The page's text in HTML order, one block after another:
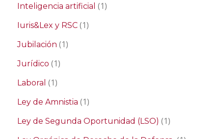
Inteligencia artificial (1)
Iuris&Lex y RSC (1)
Jubilación (1)
Jurídico (1)
Laboral (1)
Ley de Amnistia (1)
Ley de Segunda Oportunidad (LSO) (1)